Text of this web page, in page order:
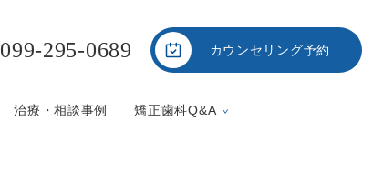
099-295-0689 カウンセリング予約
治療・相談事例 矯正歯科Q&A